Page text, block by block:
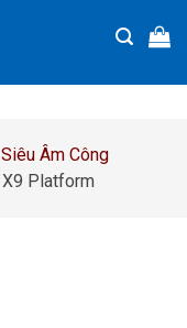
Âm Công
Platform